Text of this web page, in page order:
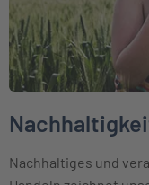
Nachhaltiges und